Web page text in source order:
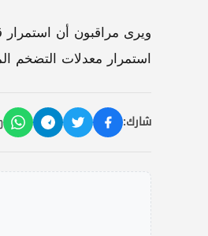
ويرى مراقبون أن
استمرار معدلات التضخم
شارك: